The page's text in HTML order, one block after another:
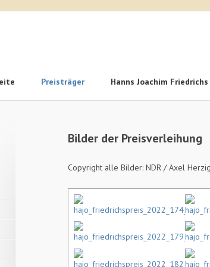
Preisträger Hanns Joachim Friedrichs
Bilder der Preisverleihung
Copyright alle Bilder: NDR / Axel Herzig